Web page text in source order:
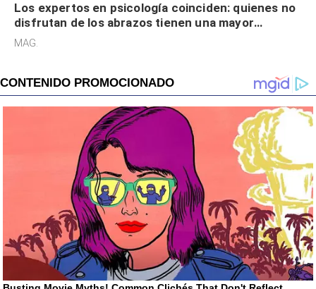
Los expertos en psicología coinciden: quienes no
disfrutan de los abrazos tienen una mayor
sensibilidad a los estímulos físicos y no es por
MAG.